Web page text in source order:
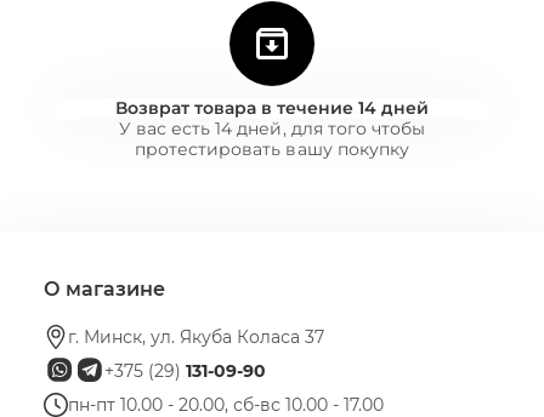
Возврат товара в течение 14 дней
У вас есть 14 дней, для того чтобы
протестировать вашу покупку
О магазине
г. Минск, ул. Якуба Коласа 37
+375 (29)131-09-90
пн-пт 10.00 - 20.00, сб-вс 10.00 - 17.00